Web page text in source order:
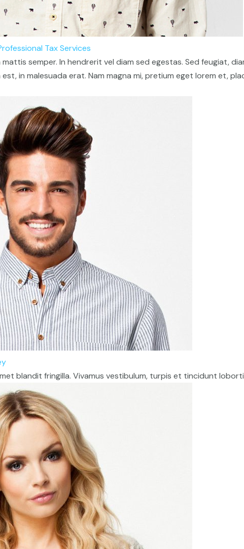
Tax Services
semper. In hendrerit vel diam sed egestas. Sed feugiat,
est, in malesuada erat. Nam magna mi, pretium eget lorem et,
blandit fringilla. Vivamus vestibulum, turpis et tincidunt